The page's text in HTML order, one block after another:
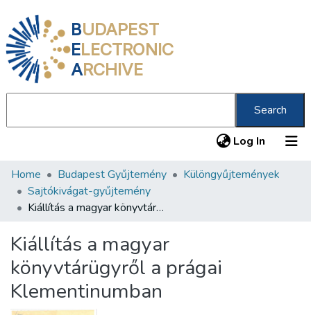
BUDAPEST
ELECTRONIC
ARCHIVE
Search
Log In (current)
Communities & Collections
All of DSpace
About us
Home Budapest Gyűjtemény
Különgyűjtemények
Sajtókivágat-gyűjtemény
Kiállítás a magyar könyvtárügyről a prágai Klementinumban
Kiállítás a magyar
könyvtárügyről a prágai
Klementinumban